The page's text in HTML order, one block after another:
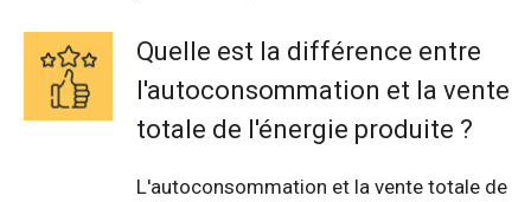
Quelle est la différence entre
l'autoconsommation et la vente
totale de l'énergie produite ?
L'autoconsommation et la vente totale de